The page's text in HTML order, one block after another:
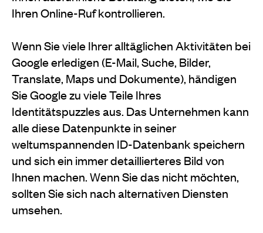
Ihren Online-Ruf kontrollieren.
Wenn Sie viele Ihrer alltäglichen Aktivitäten bei
Google erledigen (E-Mail, Suche, Bilder,
Translate, Maps und Dokumente), händigen
Sie Google zu viele Teile Ihres
Identitätspuzzles aus. Das Unternehmen kann
alle diese Datenpunkte in seiner
weltumspannenden ID-Datenbank speichern
und sich ein immer detaillierteres Bild von
Ihnen machen. Wenn Sie das nicht möchten,
sollten Sie sich nach alternativen Diensten
umsehen.